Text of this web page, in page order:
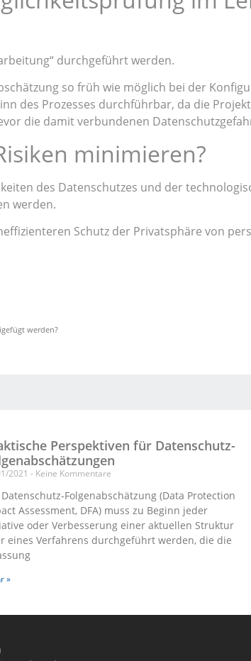
durchgeführt werden.
so früh wie möglich bei der
des Prozesses durchführbar, da die
die damit verbundenen
minimieren?
des Datenschutzes und der
werden.
Schutz der Privatsphäre von
werden?
Perspektiven für Datenschutz-
2021 Keine Kommentare
Folgenabschätzung (Data Protection
Assessment, DFA) muss zu Beginn jeder
oder Verbesserung einer aktuellen Struktur
eines Verfahrens durchgeführt werden, die die
»